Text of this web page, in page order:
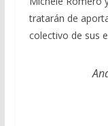
tratarán de
colectivo de sus